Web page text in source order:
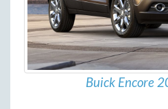
Buick Encore